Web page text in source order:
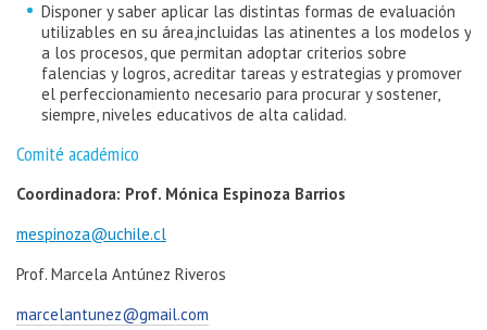
Disponer y saber aplicar las distintas formas de evaluación
utilizables en su área,incluidas las atinentes a los modelos y
a los procesos, que permitan adoptar criterios sobre
falencias y logros, acreditar tareas y estrategias y promover
el perfeccionamiento necesario para procurar y sostener,
siempre, niveles educativos de alta calidad.
Comité académico
Coordinadora: Prof. Mónica Espinoza Barrios
mespinoza@uchile.cl
Prof. Marcela Antúnez Riveros
marcelantunez@gmail.com